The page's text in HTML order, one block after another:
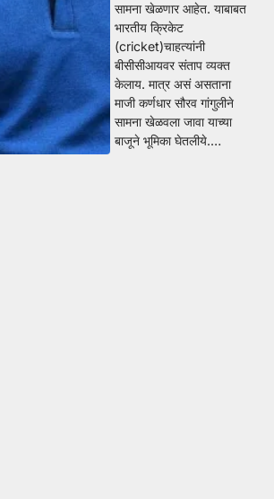
सामना खेळणार आहेत. याबाबत
भारतीय क्रिकेट
(cricket)चाहत्यांनी
बीसीसीआयवर संताप व्यक्त
केलाय. मात्र असं असताना
माजी कर्णधार सौरव गांगुलीने
सामना खेळवला जावा याच्या
बाजूने भूमिका घेतलीये.…